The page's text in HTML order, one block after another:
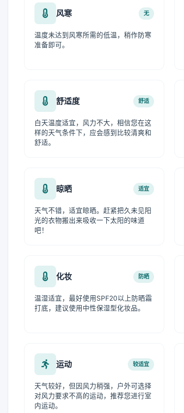
风寒 无
温度未达到风寒所需的低温，稍作防寒
准备即可。
舒适度 舒适
白天温度适宜，风力不大，相信您在这
样的天气条件下，应会感到比较清爽和
舒适。
晾晒 适宜
天气不错，适宜晾晒。赶紧把久未见阳
光的衣物搬出来吸收一下太阳的味道
吧！
化妆 防晒
温湿适宜，最好使用SPF20以上防晒霜
打底，建议使用中性保湿型化妆品。
运动 较适宜
天气较好，但因风力稍强，户外可选择
对风力要求不高的运动，推荐您进行室
内运动。